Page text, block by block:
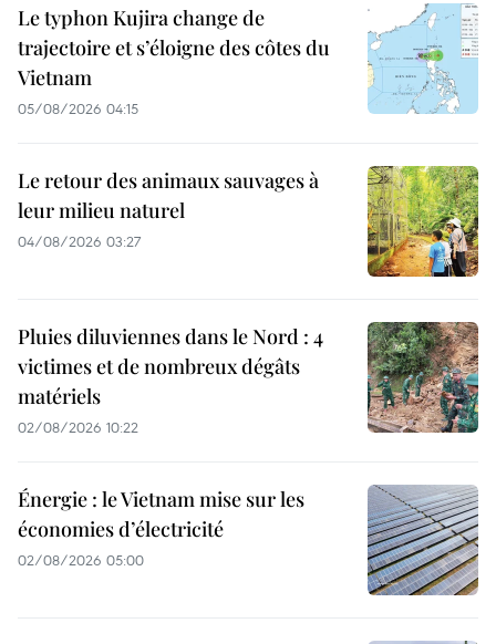
Le typhon Kujira change de
trajectoire et s’éloigne des côtes du
Vietnam
05/08/2026 04:15
Le retour des animaux sauvages à
leur milieu naturel
04/08/2026 03:27
Pluies diluviennes dans le Nord : 4
victimes et de nombreux dégâts
matériels
02/08/2026 10:22
Énergie : le Vietnam mise sur les
économies d’électricité
02/08/2026 05:00